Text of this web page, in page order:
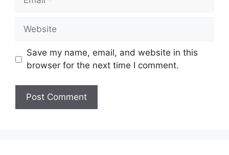
Website
Save my name, email, and website in this
browser for the next time I comment.